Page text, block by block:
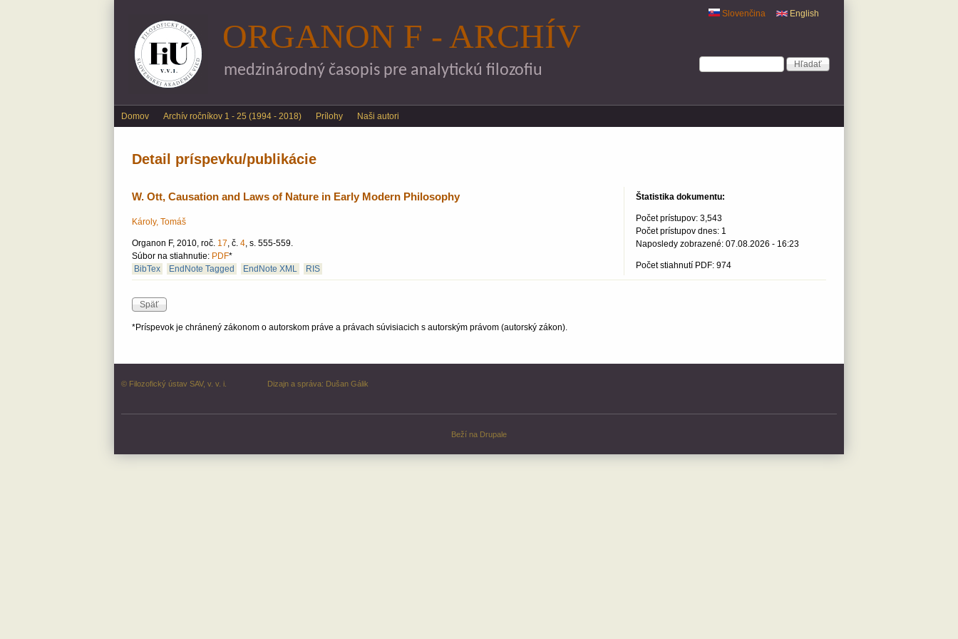
English
Slovenčina
Vyhľadávanie
Hľadať
ORGANON F - ARCHÍV
medzinárodný časopis pre analytickú filozofiu
Main menu
Domov Archív ročníkov 1 - 25 (1994 - 2018) Prílohy Naši autori
Detail príspevku/publikácie
W. Ott, Causation and Laws of Nature in Early Modern Philosophy
Károly, Tomáš
Organon F, 2010, roč. 17, č. 4, s. 555-559.
Súbor na stiahnutie: PDF*
BibTex
EndNote Tagged EndNote XML RIS
Štatistika dokumentu:
Počet prístupov: 3,543
Počet prístupov dnes: 1
Naposledy zobrazené: 07.08.2026 - 16:23
Počet stiahnutí PDF: 974
*Príspevok je chránený zákonom o autorskom práve a právach súvisiacich s autorským právom (autorský zákon).
© Filozofický ústav SAV, v. v. i. Dizajn a správa: Dušan Gálik
Beží na Drupale